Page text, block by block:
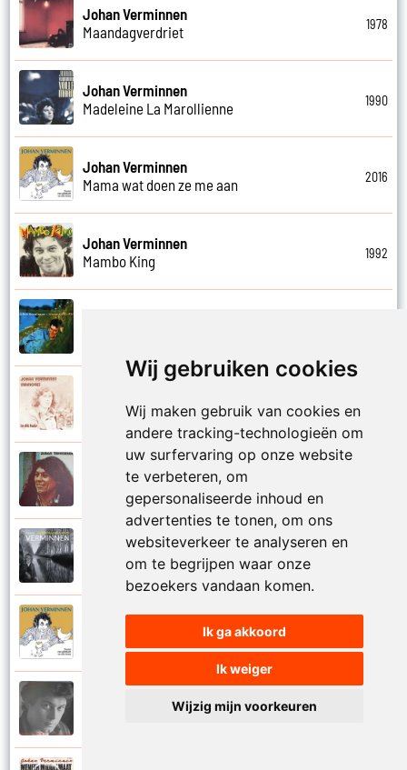
Wij gebruiken cookies
Wij maken gebruik van cookies en
andere tracking-technologieën om
uw surfervaring op onze website
te verbeteren, om
gepersonaliseerde inhoud en
advertenties te tonen, om ons
websiteverkeer te analyseren en
om te begrijpen waar onze
bezoekers vandaan komen.
Ik ga akkoord
Ik weiger
Wijzig mijn voorkeuren
Johan Verminnen
Maandagverdriet
1978
Johan Verminnen
Madeleine La Marollienne
1990
Johan Verminnen
Mama wat doen ze me aan
2016
Johan Verminnen
Mambo King
1992
Marionet
Johan Verminnen
Johan Verminnen
Mayday
Meer dan zestig
Johan Verminnen